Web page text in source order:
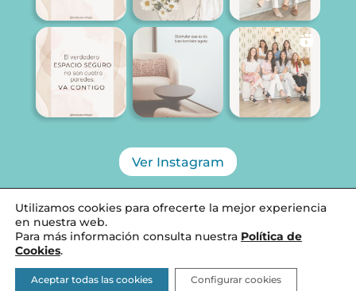
Ver Instagram
Diseñado por SCALA PSICOLOGÍA, 2026 ©
Aviso Legal
Utilizamos cookies para ofrecerte la mejor experiencia
en nuestra web.
Para más información consulta nuestra Política de
Cookies.
Aceptar todas las cookies Configurar cookies